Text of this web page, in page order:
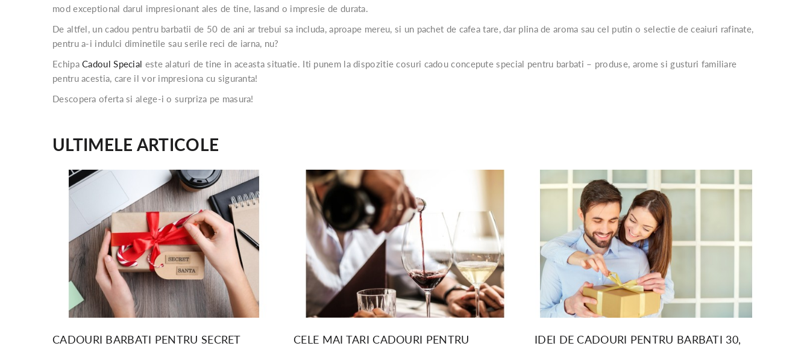
mod exceptional darul impresionant ales de tine, lasand o impresie de durata.
De altfel, un cadou pentru barbatii de 50 de ani ar trebui sa includa, aproape mereu, si un pachet de cafea tare, dar plina de aroma sau cel putin o selectie de ceaiuri rafinate,
pentru a-i indulci diminetile sau serile reci de iarna, nu?
EchipaCadoul Special este alaturi de tine in aceasta situatie. Iti punem la dispozitie cosuri cadou concepute special pentru barbati – produse, arome si gusturi familiare
pentru acestia, care il vor impresiona cu siguranta!
Descopera oferta si alege-i o surpriza pe masura!
ULTIMELE ARTICOLE
CADOURI BARBATI PENTRU SECRET
CELE MAI TARI CADOURI PENTRU
IDEI DE CADOURI PENTRU BARBATI 30,